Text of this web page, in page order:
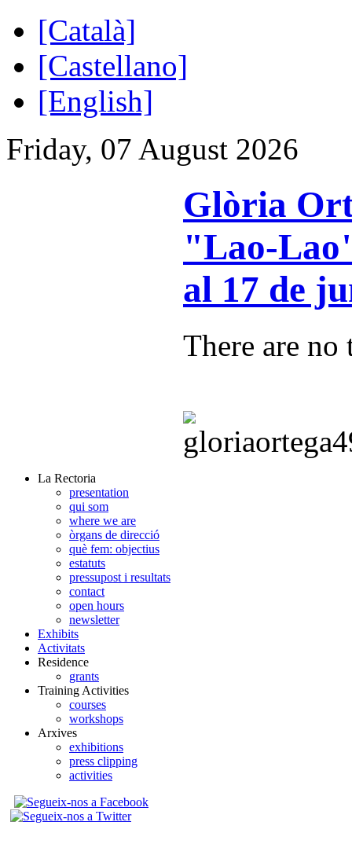
[Català]
[Castellano]
[English]
Friday, 07 August 2026
Glòria
"Lao-
al 17 de
There are no
La Rectoria
presentation
qui som
where we are
òrgans de direcció
què fem: objectius
estatuts
pressupost i resultats
contact
open hours
newsletter
Exhibits
Activitats
Residence
grants
Training Activities
courses
workshops
Arxives
exhibitions
press clipping
activities